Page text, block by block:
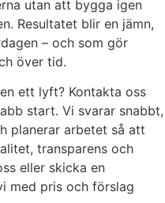
utan att bygga igen
Resultatet blir en jämn,
– och som gör
över tid.
ett lyft? Kontakta oss
start. Vi svarar snabbt,
planerar arbetet så att
transparens och
eller skicka en
med pris och förslag